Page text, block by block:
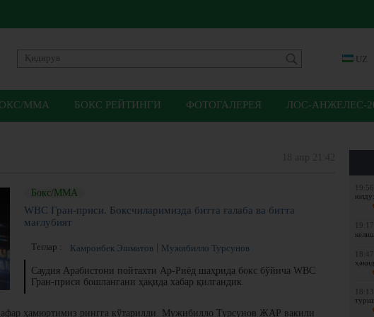
UZ
ММА БОКС РЕЙТИНГИ ФОТОГАЛЕРЕЯ ЛОС-АНЖЕЛЕС-
19:56
19:17
18:47
18:13
Бокс/ММА
WBC Гран-приси. Боксчиларимизда битта ғалаба ва битта
мағлубият
Теглар : Камронбек Эшматов Мужибилло Турсунов
Саудия Арабистони пойтахти Ар-Риёд шаҳрида бокс бўйича WBC
Гран-приси бошлангани ҳақида хабар қилгандик.
ҳамюртимиз рингга кўтарилди. Мужибилло Турсунов ЖАР вакили